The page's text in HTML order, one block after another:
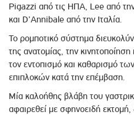
Pigazzi από τις ΗΠΑ, Lee από
και D’Annibale από την Ιταλία.
Το ρομποτικό σύστημα
της ανατομίας, την
τον εντοπισμό και καθαρισμό
επιπλοκών κατά την επέμβαση.
Μία καλοήθης βλάβη του
αφαιρεθεί με σφηνοειδή